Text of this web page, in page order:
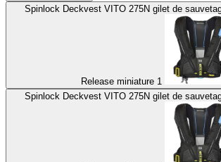
Spinlock Deckvest VITO 275N gilet de
Release miniature 1
Spinlock Deckvest VITO 275N gilet de